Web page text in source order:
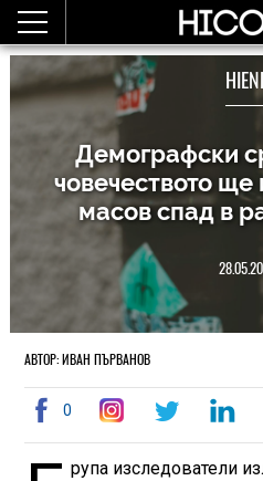
Демографски
човечеството ще
масов спад в
АВТОР: ИВАН ПЪРВАНОВ
0
рупа изследователи